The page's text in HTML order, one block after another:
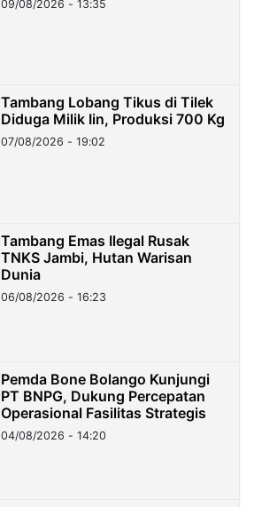
09/08/2026 - 13:35
Tambang Lobang Tikus di Tilek
Diduga Milik Iin, Produksi 700 Kg
07/08/2026 - 19:02
Tambang Emas Ilegal Rusak
TNKS Jambi, Hutan Warisan
Dunia
06/08/2026 - 16:23
Pemda Bone Bolango Kunjungi
PT BNPG, Dukung Percepatan
Operasional Fasilitas Strategis
04/08/2026 - 14:20